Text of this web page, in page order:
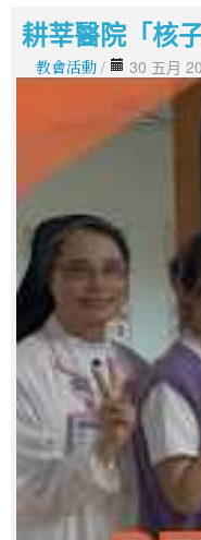
耕莘醫院「核
教會活動 / 30 五月